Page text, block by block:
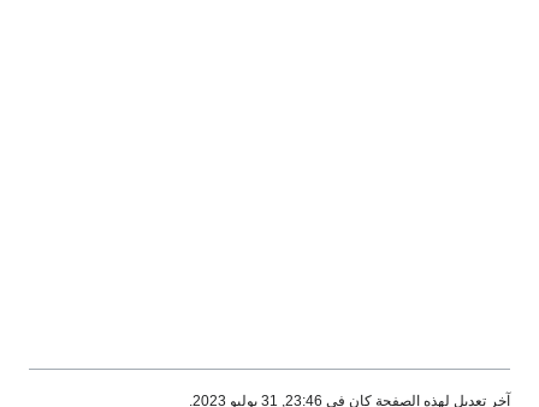
آخر تعديل لهذه الصفحة كان في 23:46, 31 يوليو 2023.